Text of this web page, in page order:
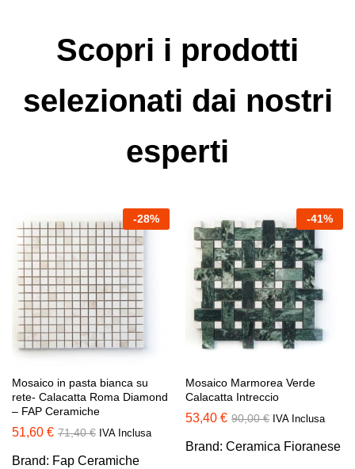
Scopri i prodotti
selezionati dai nostri
esperti
-28%
Mosaico in pasta bianca su
rete- Calacatta Roma Diamond
– FAP Ceramiche
51,60 € 71,40€ IVA Inclusa
Brand: Fap Ceramiche
-41%
Mosaico Marmorea Verde
Calacatta Intreccio
53,40 € 90,00€ IVA Inclusa
Brand: Ceramica Fioranese